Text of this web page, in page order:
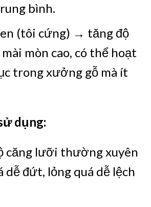
bình.
(tôi cứng) → tăng độ
mòn cao, có thể hoạt
trong xưởng gỗ mà ít
dụng:
căng lưỡi thường xuyên
dễ đứt, lỏng quá dễ lệch